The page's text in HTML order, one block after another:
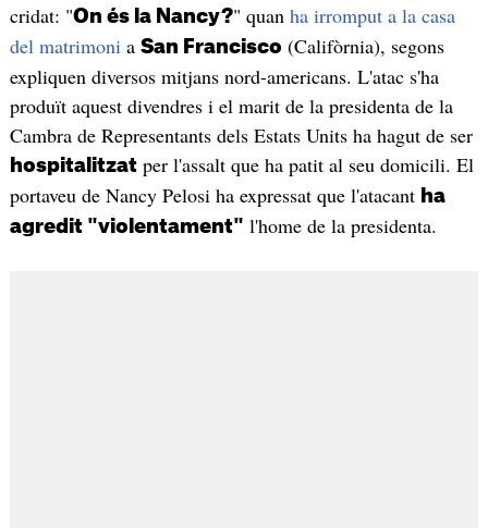
cridat: "On és la Nancy?" quan ha irromput a la casa
del matrimonia San Francisco (Califòrnia), segons
expliquen diversos mitjans nord-americans. L'atac s'ha
produït aquest divendres i el marit de la presidenta de la
Cambra de Representants dels Estats Units ha hagut de ser
hospitalitzatper l'assalt que ha patit al seu domicili. El
portaveu de Nancy Pelosi ha expressat que l'atacant ha
agredit "violentament" l'home de la presidenta.